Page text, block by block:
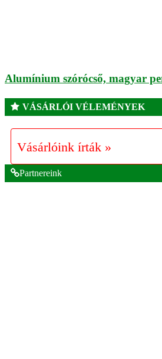
Alumínium szórócső, magyar
VÁSÁRLÓI VÉLEMÉNYEK
Vásárlóink írták »
Partnereink